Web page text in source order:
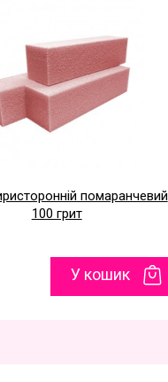
помаранчевий
100 грит
У кошик